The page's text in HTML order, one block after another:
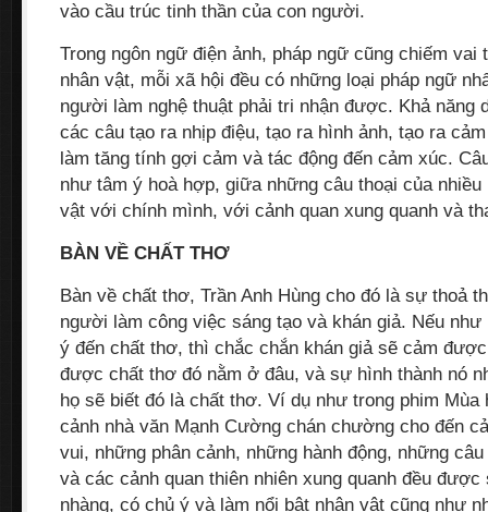
vào cầu trúc tinh thần của con người.
Trong ngôn ngữ điện ảnh, pháp ngữ cũng chiếm vai
nhân vật, mỗi xã hội đều có những loại pháp ngữ
người làm nghệ thuật phải tri nhận được. Khả năng
các câu tạo ra nhịp điệu, tạo ra hình ảnh, tạo ra
làm tăng tính gợi cảm và tác động đến cảm xúc.
như tâm ý hoà hợp, giữa những câu thoại của nhiều
vật với chính mình, với cảnh quan xung quanh và
BÀN VỀ CHẤT THƠ
Bàn về chất thơ, Trần Anh Hùng cho đó là sự thoả
người làm công việc sáng tạo và khán giả. Nếu
ý đến chất thơ, thì chắc chắn khán giả sẽ cảm
được chất thơ đó nằm ở đâu, và sự hình thành nó
họ sẽ biết đó là chất thơ. Ví dụ như trong phim Mùa
cảnh nhà văn Mạnh Cường chán chường cho đến
vui, những phân cảnh, những hành động, những
và các cảnh quan thiên nhiên xung quanh đều
nhàng, có chủ ý và làm nổi bật nhân vật cũng như